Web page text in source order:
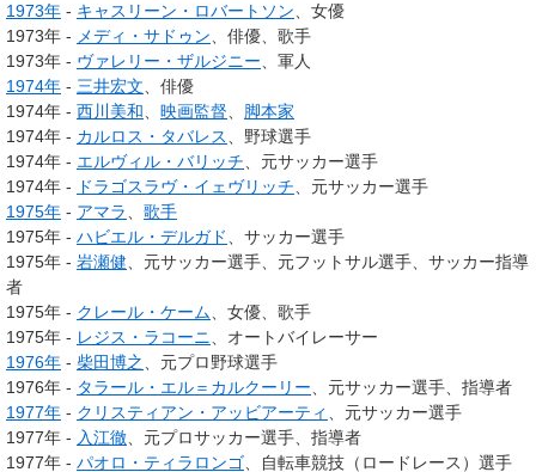
1973年 - キャスリーン・ロバートソン 、女優
1973年 - メディ・サドゥン 、俳優、歌手
1973年 - ヴァレリー・ザルジニー 、軍人
1974年 - 三井宏文 、俳優
1974年 - 西川美和 映画監督
脚本家
1974年 - カルロス・タバレス
、野球選手
1974年 - エルヴィル・バリッチ 、元サッカー選手
1974年 -
ドラゴスラヴ・イェヴリッチ 、元サッカー選手
1975年 - アマラ
歌手
1975年 - ハビエル・デルガド
、サッカー選手
1975年 - 岩瀬健 、元サッカー選手、元フットサル選手、サッカー指導
者
1975年 - クレール・ケーム 、女優、歌手
1975年 - レジス・ラコーニ
、オートバイレーサー
1976年 - 柴田博之
、元プロ野球選手
1976年 - タラール・エル＝カルクーリー 、元サッカー選手、指導者
1977年 - クリスティアン・アッビアーティ
、元サッカー選手
1977年 - 入江徹 、元プロサッカー選手、指導者
1977年 - パオロ・ティラロンゴ 、自転車競技（ロードレース）選手